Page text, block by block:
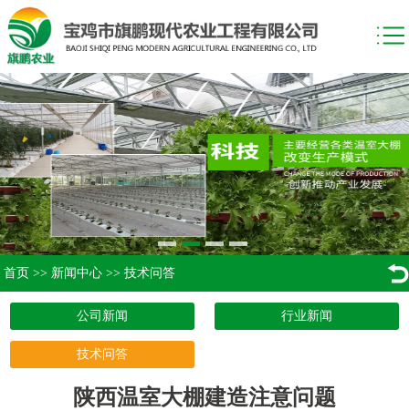
首页 >> 新闻中心 >> 技术问答
公司新闻 行业新闻
技术问答
陕西温室大棚建造注意问题